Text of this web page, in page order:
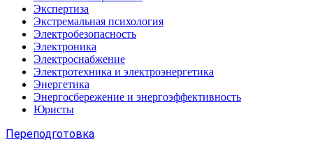
Экспертиза
Экстремальная психология
Электробезопасность
Электроника
Электроснабжение
Электротехника и электроэнергетика
Энергетика
Энергосбережение и энергоэффективность
Юристы
Переподготовка